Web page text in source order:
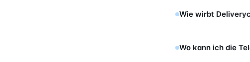
Wie wirbt
Wo kann ich die